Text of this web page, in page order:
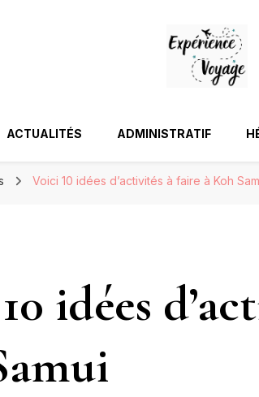
ACTUALITÉS ADMINISTRATIF
Voici 10 idées d’activités à faire à Koh
idées